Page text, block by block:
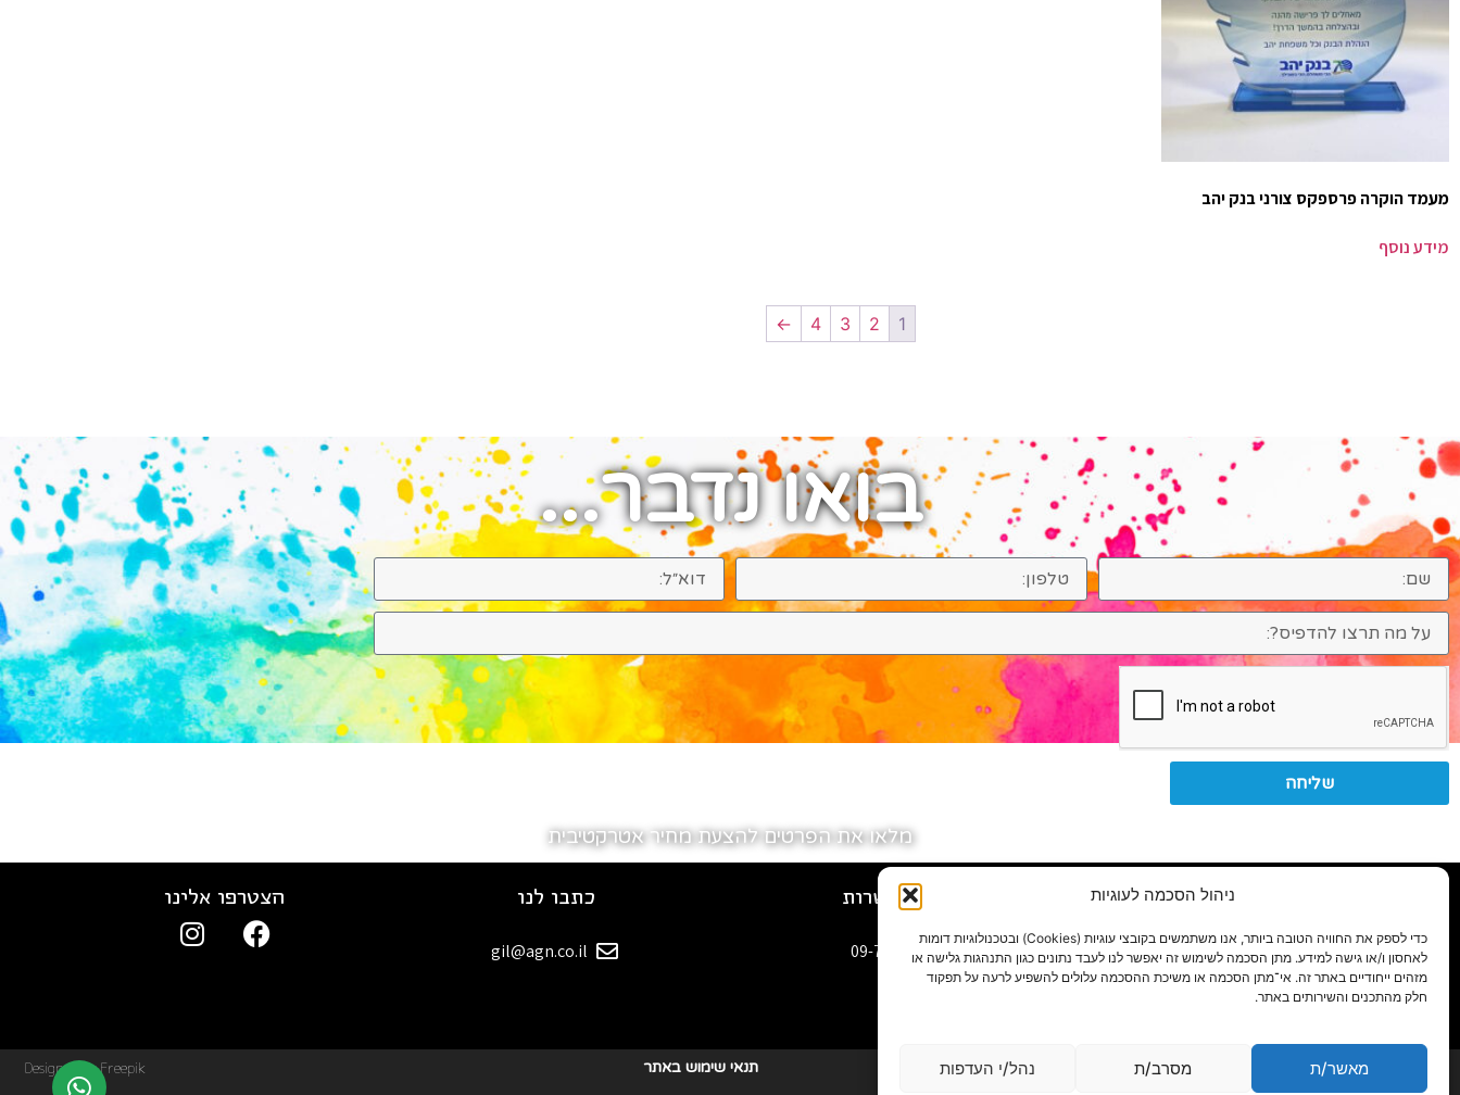
ניהול הסכמה לעוגיות
כדי לספק את החוויה הטובה ביותר, אנו משתמשים בקובצי עוגיות (Cookies) ובטכנולוגיות דומות
לאחסון ו/או גישה למידע. מתן הסכמה לשימוש זה יאפשר לנו לעבד נתונים כגון התנהגות גלישה או
מזהים ייחודיים באתר זה. אי־מתן הסכמה או משיכת ההסכמה עלולים להשפיע לרעה על תפקוד
חלק מהתכנים והשירותים באתר.
מאשר/ת מסרב/ת נהל/י העדפות
מעמד הוקרה פרספקס צורני בנק יהב
מידע נוסף
1
2
3
4
←
בואו נדבר...
שליחה
מלאו את הפרטים להצעת מחיר אטרקטיבית
פרטי התקשרות
09-7412718
כתבו לנו
gil@agn.co.il
הצטרפו אלינו
powered by adactive תנאי שימוש באתר Designed by Freepik